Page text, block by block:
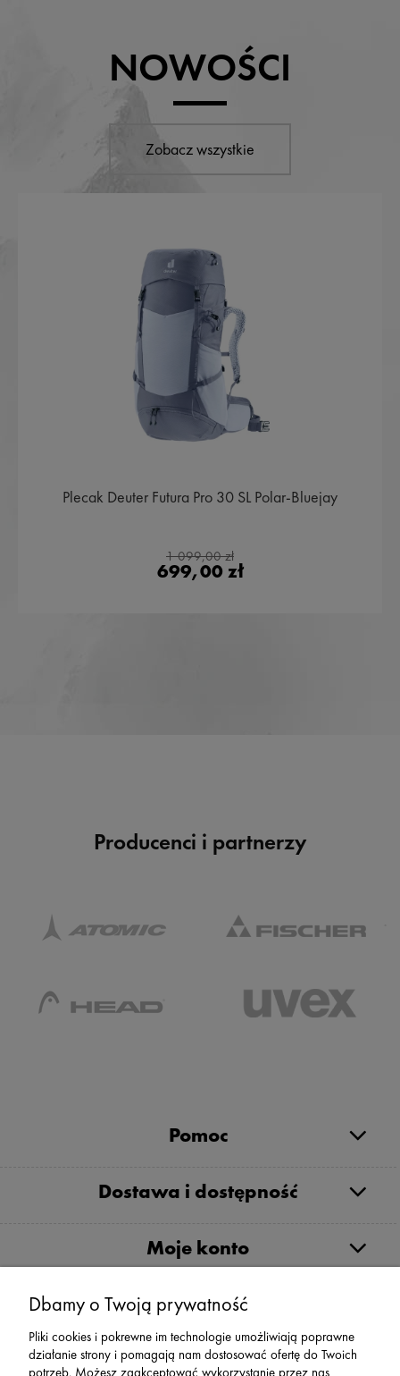
NOWOŚCI
Zobacz wszystkie
Plecak Deuter Futura Pro 30 SL Polar-Bluejay
1 099,00 zł
699,00 zł
Producenci i partnerzy
Pomoc
Dostawa i dostępność
Moje konto
Serwis
Zwroty,Reklamacje Wymiany
Dbamy o Twoją prywatność
Pliki cookies i pokrewne im technologie umożliwiają poprawne
działanie strony i pomagają nam dostosować ofertę do Twoich
potrzeb. Możesz zaakceptować wykorzystanie przez nas